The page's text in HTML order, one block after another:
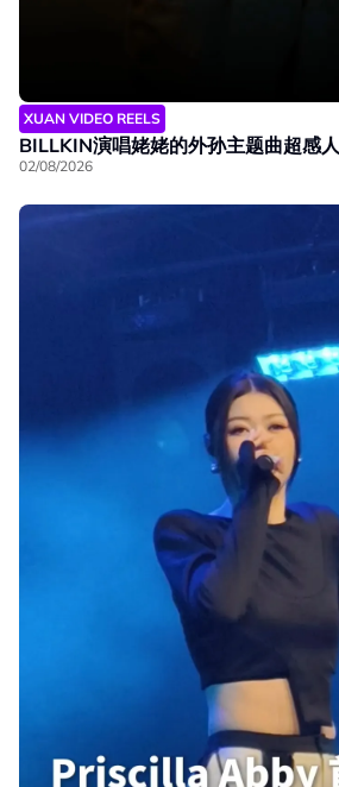
XUAN VIDEO REELS
BILLKIN演唱姥姥的外孙主题曲超感人
02/08/2026